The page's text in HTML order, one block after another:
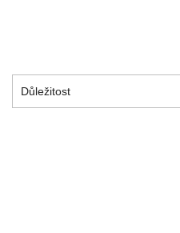
Důležitost